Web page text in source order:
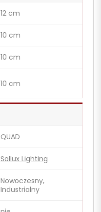
12 cm
10 cm
10 cm
10 cm
QUAD
Sollux Lighting
Nowoczesny,
Industrialny